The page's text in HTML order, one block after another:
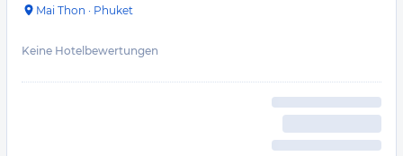
Mai Thon · Phuket
Keine Hotelbewertungen